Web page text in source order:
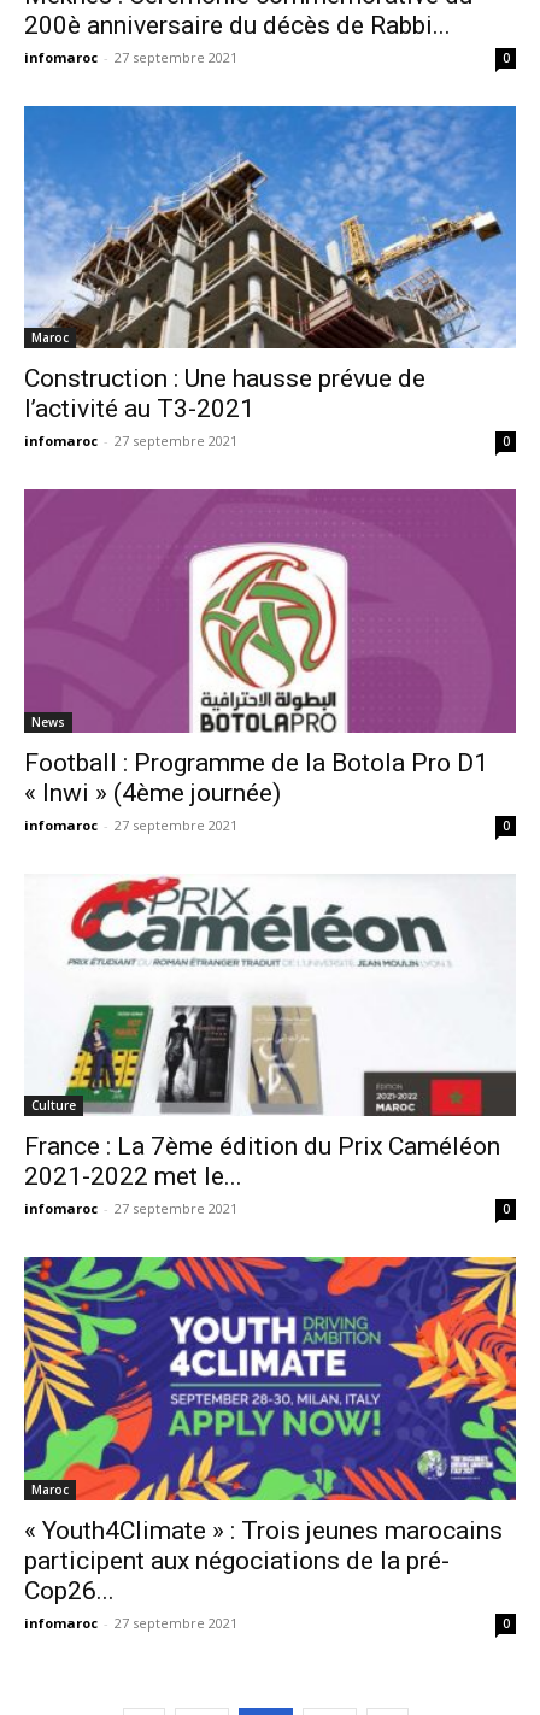
200è anniversaire du décès de Rabbi...
infomaroc - 27 septembre 2021 0
Maroc
Construction : Une hausse prévue de
l’activité au T3-2021
infomaroc - 27 septembre 2021 0
News
Football : Programme de la Botola Pro D1
« Inwi » (4ème journée)
infomaroc - 27 septembre 2021 0
Culture
France : La 7ème édition du Prix Caméléon
2021-2022 met le...
infomaroc - 27 septembre 2021 0
Maroc
« Youth4Climate » : Trois jeunes marocains
participent aux négociations de la pré-
Cop26...
infomaroc - 27 septembre 2021 0